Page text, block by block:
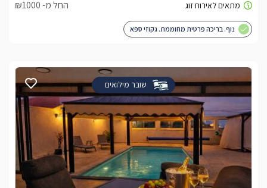
החל מ- ₪1000
נוף. בריכה פרטית מחוממת. גקוזי ספא
שובר מילואים